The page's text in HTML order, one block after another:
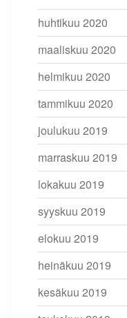
huhtikuu 2020
maaliskuu 2020
helmikuu 2020
tammikuu 2020
joulukuu 2019
marraskuu 2019
lokakuu 2019
syyskuu 2019
elokuu 2019
heinäkuu 2019
kesäkuu 2019